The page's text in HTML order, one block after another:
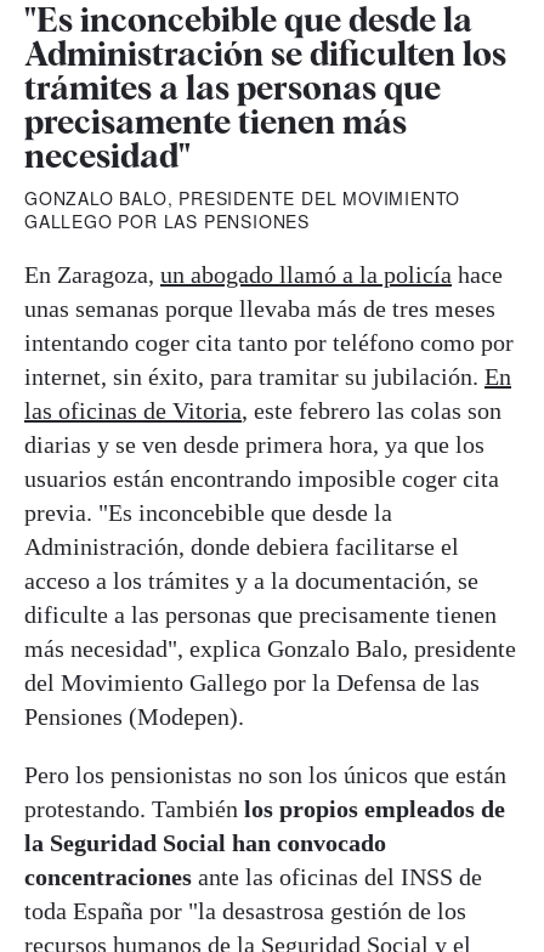
"Es inconcebible que desde la
Administración se dificulten los
trámites a las personas que
precisamente tienen más
necesidad"
GONZALO BALO, PRESIDENTE DEL MOVIMIENTO
GALLEGO POR LAS PENSIONES
En Zaragoza, un abogado llamó a la policía hace
unas semanas porque llevaba más de tres meses
intentando coger cita tanto por teléfono como por
internet, sin éxito, para tramitar su jubilación. En
las oficinas de Vitoria, este febrero las colas son
diarias y se ven desde primera hora, ya que los
usuarios están encontrando imposible coger cita
previa. "Es inconcebible que desde la
Administración, donde debiera facilitarse el
acceso a los trámites y a la documentación, se
dificulte a las personas que precisamente tienen
más necesidad", explica Gonzalo Balo, presidente
del Movimiento Gallego por la Defensa de las
Pensiones (Modepen).
Pero los pensionistas no son los únicos que están
protestando. También los propios empleados de
la Seguridad Social han convocado
concentraciones ante las oficinas del INSS de
toda España por "la desastrosa gestión de los
recursos humanos de la Seguridad Social y el